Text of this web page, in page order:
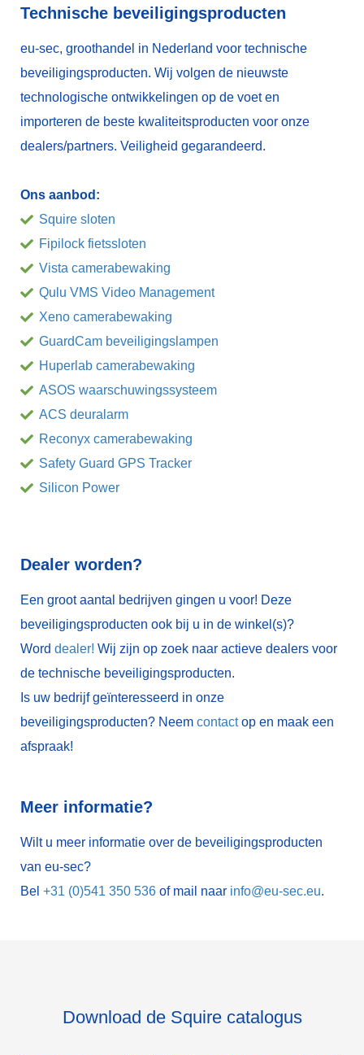
Technische beveiligingsproducten
eu-sec, groothandel in Nederland voor technische
beveiligingsproducten. Wij volgen de nieuwste
technologische ontwikkelingen op de voet en
importeren de beste kwaliteitsproducten voor onze
dealers/partners. Veiligheid gegarandeerd.
Ons aanbod:
Squire sloten
Fipilock fietssloten
Vista camerabewaking
Qulu VMS Video Management
Xeno camerabewaking
GuardCam beveiligingslampen
Huperlab camerabewaking
ASOS waarschuwingssysteem
ACS deuralarm
Reconyx camerabewaking
Safety Guard GPS Tracker
Silicon Power
Dealer worden?
Een groot aantal bedrijven gingen u voor! Deze
beveiligingsproducten ook bij u in de winkel(s)?
Word dealer! Wij zijn op zoek naar actieve dealers voor
de technische beveiligingsproducten.
Is uw bedrijf geïnteresseerd in onze
beveiligingsproducten? Neem contactop en maak een
afspraak!
Meer informatie?
Wilt u meer informatie over de beveiligingsproducten
van eu-sec?
Bel +31 (0)541 350 536 of mail naar info@eu-sec.eu.
Download de Squire catalogus